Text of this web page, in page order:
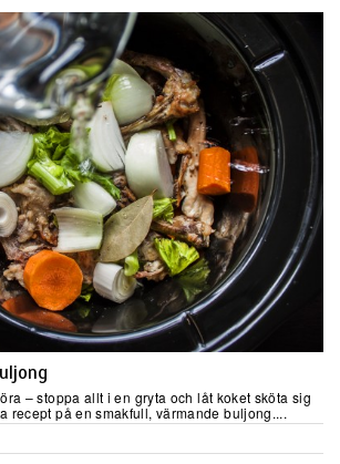
– stoppa allt i en gryta och låt koket sköta sig
recept på en smakfull, värmande buljong....